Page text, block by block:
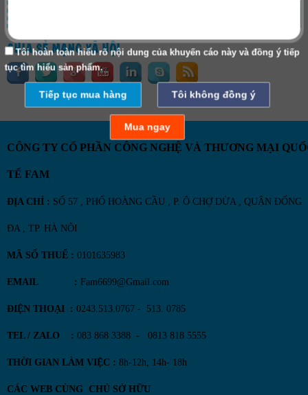
Tôi hoàn toàn hiểu rõ nội dung của khuyến cáo này và đồng ý tiếp
tục tìm hiểu sản phẩm.
Tiếp tục mua hàng Tôi không đồng ý
Mua ngay
CHIA SẺ MẠNG XÃ HỘI
CÔNG TY CỔ PHẦN CÔNG NGHỆ VÀ THƯƠNG MẠI
TẾ FAM
ĐỊA CHỈ : SỐ 57 , PHỐ HOÀNG CẦU , P. Ô CHỢ DỪA , QUẬN ĐỐNG
ĐA , TP. HÀ NÔI
MÃ SỐ THUẾ : 0101635983
EMAIL : Fam6699@Gmail.com
ĐIỆN THOẠI : 0243.513.0767 - 513. 0785
TEL / ZALO : 083 868 3388 - 0813 818 5555
THỜI GIAN LÀM VIỆC : 8h-12h, 14h- 18h
CÁC WEB CÙNG CHỦ SỞ HỮU